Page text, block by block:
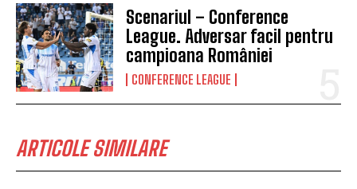
Scenariul – Conference
League. Adversar facil pentru
campioana României
CONFERENCE LEAGUE
ARTICOLE SIMILARE